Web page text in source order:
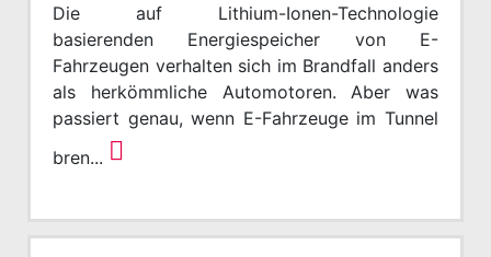
Die auf Lithium-Ionen-Technologie
basierenden Energiespeicher von E-
Fahrzeugen verhalten sich im Brandfall anders
als herkömmliche Automotoren. Aber was
passiert genau, wenn E-Fahrzeuge im Tunnel
bren...